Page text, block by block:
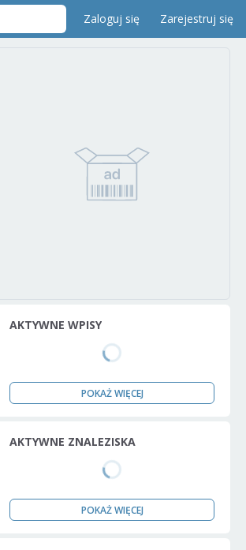
Zaloguj się Zarejestruj się
AKTYWNE WPISY
POKAŻ WIĘCEJ
AKTYWNE ZNALEZISKA
POKAŻ WIĘCEJ